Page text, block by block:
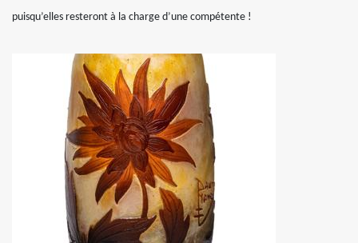
puisqu’elles resteront à la charge d’une compétente !